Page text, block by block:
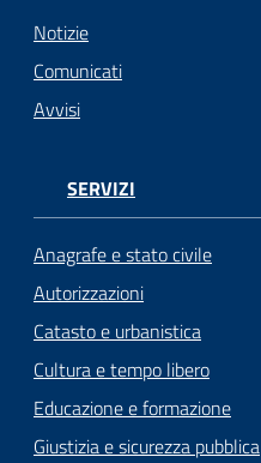
Notizie
Comunicati
Avvisi
SERVIZI
Anagrafe e stato civile
Autorizzazioni
Catasto e urbanistica
Cultura e tempo libero
Educazione e formazione
Giustizia e sicurezza pubblica